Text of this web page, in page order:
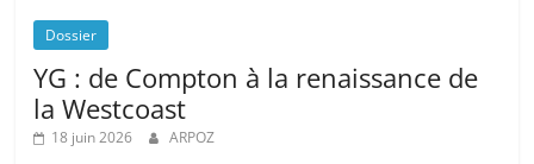
Dossier
YG : de Compton à la renaissance de
la Westcoast
18 juin 2026 ARPOZ